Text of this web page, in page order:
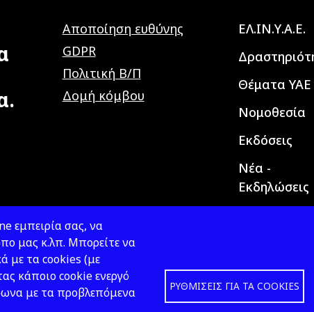
Αποποίηση ευθύνης
GDPR
Πολιτική Β/Π
Δομή κόμβου
Main
ΕΛ.ΙΝ.Υ.Α.Ε.
Θέματα ΥΑΕ
Νομοθεσία
Εκδόσεις
Νέα -
Εκδηλώσεις
εμπειρία σας, να
μας κ.λπ. Μπορείτε να
με τα cookies (με
κάποιο cookie ενεργό
με τα προβλεπόμενα
ΡΥΘΜΊΣΕΙΣ ΓΙΑ ΤΑ COOKIES
Design